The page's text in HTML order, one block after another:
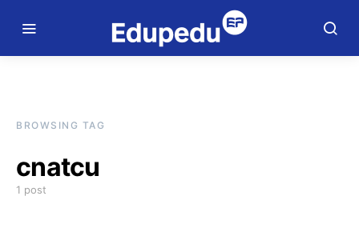
BROWSING TAG
cnatcu
1 post